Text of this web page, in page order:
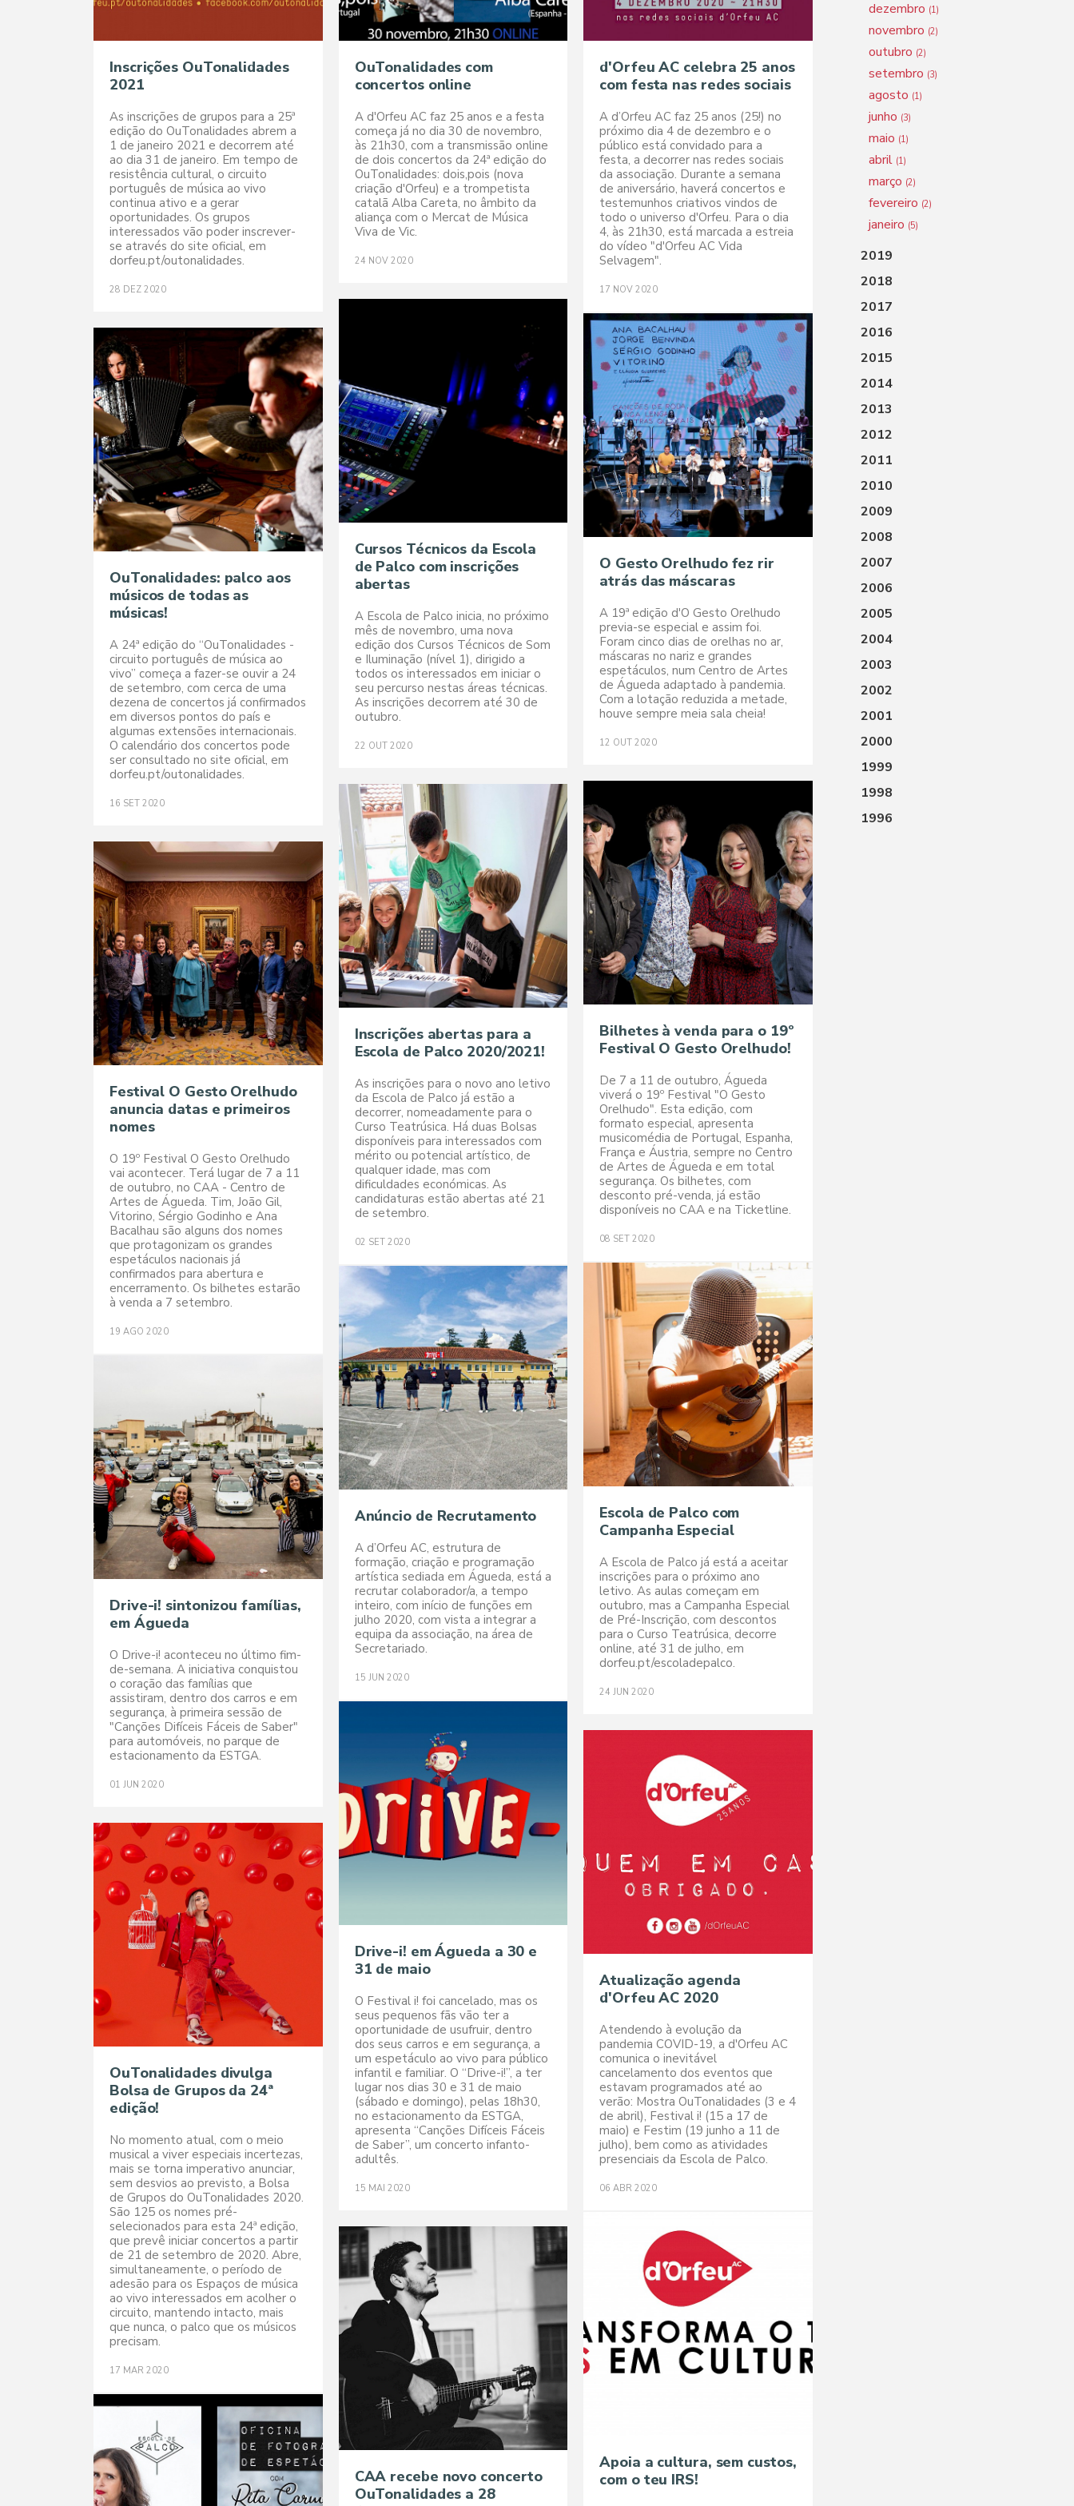
Inscrições OuTonalidades
2021
As inscrições de grupos para a 25ª
edição do OuTonalidades abrem a
1 de janeiro 2021 e decorrem até
ao dia 31 de janeiro. Em tempo de
resistência cultural, o circuito
português de música ao vivo
continua ativo e a gerar
oportunidades. Os grupos
interessados vão poder inscrever-
se através do site oficial, em
dorfeu.pt/outonalidades.
28 DEZ 2020
OuTonalidades com
concertos online
A d'Orfeu AC faz 25 anos e a festa
começa já no dia 30 de novembro,
às 21h30, com a transmissão online
de dois concertos da 24ª edição do
OuTonalidades: dois,pois (nova
criação d'Orfeu) e a trompetista
catalã Alba Careta, no âmbito da
aliança com o Mercat de Música
Viva de Vic.
24 NOV 2020
d'Orfeu AC celebra 25 anos
com festa nas redes sociais
A d’Orfeu AC faz 25 anos (25!) no
próximo dia 4 de dezembro e o
público está convidado para a
festa, a decorrer nas redes sociais
da associação. Durante a semana
de aniversário, haverá concertos e
testemunhos criativos vindos de
todo o universo d'Orfeu. Para o dia
4, às 21h30, está marcada a estreia
do vídeo "d'Orfeu AC Vida
Selvagem".
17 NOV 2020
Cursos Técnicos da Escola
de Palco com inscrições
abertas
A Escola de Palco inicia, no próximo
mês de novembro, uma nova
edição dos Cursos Técnicos de Som
e Iluminação (nível 1), dirigido a
todos os interessados em iniciar o
seu percurso nestas áreas técnicas.
As inscrições decorrem até 30 de
outubro.
22 OUT 2020
O Gesto Orelhudo fez rir
atrás das máscaras
A 19ª edição d'O Gesto Orelhudo
previa-se especial e assim foi.
Foram cinco dias de orelhas no ar,
máscaras no nariz e grandes
espetáculos, num Centro de Artes
de Águeda adaptado à pandemia.
Com a lotação reduzida a metade,
houve sempre meia sala cheia!
12 OUT 2020
OuTonalidades: palco aos
músicos de todas as
músicas!
A 24ª edição do “OuTonalidades -
circuito português de música ao
vivo” começa a fazer-se ouvir a 24
de setembro, com cerca de uma
dezena de concertos já confirmados
em diversos pontos do país e
algumas extensões internacionais.
O calendário dos concertos pode
ser consultado no site oficial, em
dorfeu.pt/outonalidades.
16 SET 2020
Bilhetes à venda para o 19º
Festival O Gesto Orelhudo!
De 7 a 11 de outubro, Águeda
viverá o 19º Festival "O Gesto
Orelhudo". Esta edição, com
formato especial, apresenta
musicomédia de Portugal, Espanha,
França e Áustria, sempre no Centro
de Artes de Águeda e em total
segurança. Os bilhetes, com
desconto pré-venda, já estão
disponíveis no CAA e na Ticketline.
08 SET 2020
Inscrições abertas para a
Escola de Palco 2020/2021!
As inscrições para o novo ano letivo
da Escola de Palco já estão a
decorrer, nomeadamente para o
Curso Teatrúsica. Há duas Bolsas
disponíveis para interessados com
mérito ou potencial artístico, de
qualquer idade, mas com
dificuldades económicas. As
candidaturas estão abertas até 21
de setembro.
02 SET 2020
Festival O Gesto Orelhudo
anuncia datas e primeiros
nomes
O 19º Festival O Gesto Orelhudo
vai acontecer. Terá lugar de 7 a 11
de outubro, no CAA - Centro de
Artes de Águeda. Tim, João Gil,
Vitorino, Sérgio Godinho e Ana
Bacalhau são alguns dos nomes
que protagonizam os grandes
espetáculos nacionais já
confirmados para abertura e
encerramento. Os bilhetes estarão
à venda a 7 setembro.
19 AGO 2020
Escola de Palco com
Campanha Especial
A Escola de Palco já está a aceitar
inscrições para o próximo ano
letivo. As aulas começam em
outubro, mas a Campanha Especial
de Pré-Inscrição, com descontos
para o Curso Teatrúsica, decorre
online, até 31 de julho, em
dorfeu.pt/escoladepalco.
24 JUN 2020
Anúncio de Recrutamento
A d’Orfeu AC, estrutura de
formação, criação e programação
artística sediada em Águeda, está a
recrutar colaborador/a, a tempo
inteiro, com início de funções em
julho 2020, com vista a integrar a
equipa da associação, na área de
Secretariado.
15 JUN 2020
Drive-i! sintonizou famílias,
em Águeda
O Drive-i! aconteceu no último fim-
de-semana. A iniciativa conquistou
o coração das famílias que
assistiram, dentro dos carros e em
segurança, à primeira sessão de
"Canções Difíceis Fáceis de Saber"
para automóveis, no parque de
estacionamento da ESTGA.
01 JUN 2020
Drive-i! em Águeda a 30 e
31 de maio
O Festival i! foi cancelado, mas os
seus pequenos fãs vão ter a
oportunidade de usufruir, dentro
dos seus carros e em segurança, a
um espetáculo ao vivo para público
infantil e familiar. O “Drive-i!”, a ter
lugar nos dias 30 e 31 de maio
(sábado e domingo), pelas 18h30,
no estacionamento da ESTGA,
apresenta “Canções Difíceis Fáceis
de Saber”, um concerto infanto-
adultês.
15 MAI 2020
Atualização agenda
d'Orfeu AC 2020
Atendendo à evolução da
pandemia COVID-19, a d'Orfeu AC
comunica o inevitável
cancelamento dos eventos que
estavam programados até ao
verão: Mostra OuTonalidades (3 e 4
de abril), Festival i! (15 a 17 de
maio) e Festim (19 junho a 11 de
julho), bem como as atividades
presenciais da Escola de Palco.
06 ABR 2020
OuTonalidades divulga
Bolsa de Grupos da 24ª
edição!
No momento atual, com o meio
musical a viver especiais incertezas,
mais se torna imperativo anunciar,
sem desvios ao previsto, a Bolsa
de Grupos do OuTonalidades 2020.
São 125 os nomes pré-
selecionados para esta 24ª edição,
que prevê iniciar concertos a partir
de 21 de setembro de 2020. Abre,
simultaneamente, o período de
adesão para os Espaços de música
ao vivo interessados em acolher o
circuito, mantendo intacto, mais
que nunca, o palco que os músicos
precisam.
17 MAR 2020
Apoia a cultura, sem custos,
com o teu IRS!
CAA recebe novo concerto
OuTonalidades a 28
dezembro (1)
novembro (2)
outubro (2)
setembro (3)
agosto (1)
junho (3)
maio (1)
abril (1)
março (2)
fevereiro (2)
janeiro (5)
2019
2018
2017
2016
2015
2014
2013
2012
2011
2010
2009
2008
2007
2006
2005
2004
2003
2002
2001
2000
1999
1998
1996